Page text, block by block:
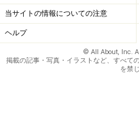
当サイトの情報についての注意
ヘルプ
© All About, Inc.
掲載の記事・写真・イラストなど、すべて
を禁